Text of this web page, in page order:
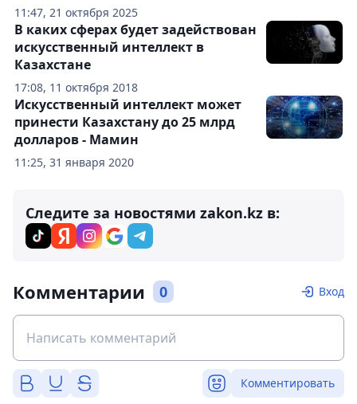
11:47, 21 октября 2025
17:08, 11 октября 2018
В каких сферах будет задействован
искусственный интеллект в
Казахстане
11:25, 31 января 2020
Искусственный интеллект может
принести Казахстану до 25 млрд
долларов - Мамин
Следите за новостями zakon.kz в:
Комментарии 0 Вход
Комментировать